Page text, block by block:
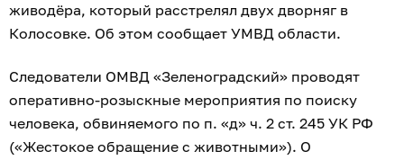
живодёра, который расстрелял двух дворняг в
Колосовке. Об этом сообщает УМВД области.
Следователи ОМВД «Зеленоградский» проводят
оперативно-розыскные мероприятия по поиску
человека, обвиняемого по п. «д» ч. 2 ст. 245 УК РФ
(«Жестокое обращение с животными»). О